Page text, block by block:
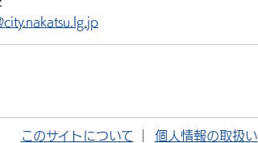
このサイトについて 個人情報の取扱い